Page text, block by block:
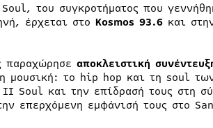
του συγκροτήματος που
έρχεται στο Kosmos 93.6 και
παραχώρησε αποκλειστική
μουσική: το hip hop και τη soul
Soul και την επίδρασή τους στη
επερχόμενη εμφάνισή τους στο